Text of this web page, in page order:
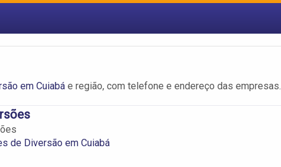
em Cuiabá e região, com telefone e endereço das empresas.
de Diversão em Cuiabá